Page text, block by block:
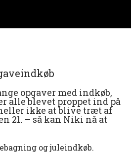
opgaver med indkøb,
alle blevet proppet ind på
ikke at blive træt af
21. – så kan Niki nå at
og juleindkøb.